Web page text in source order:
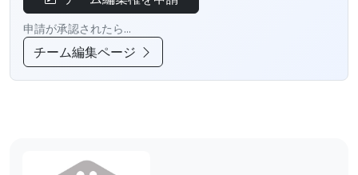
申請が承認されたら...
チーム編集ページ